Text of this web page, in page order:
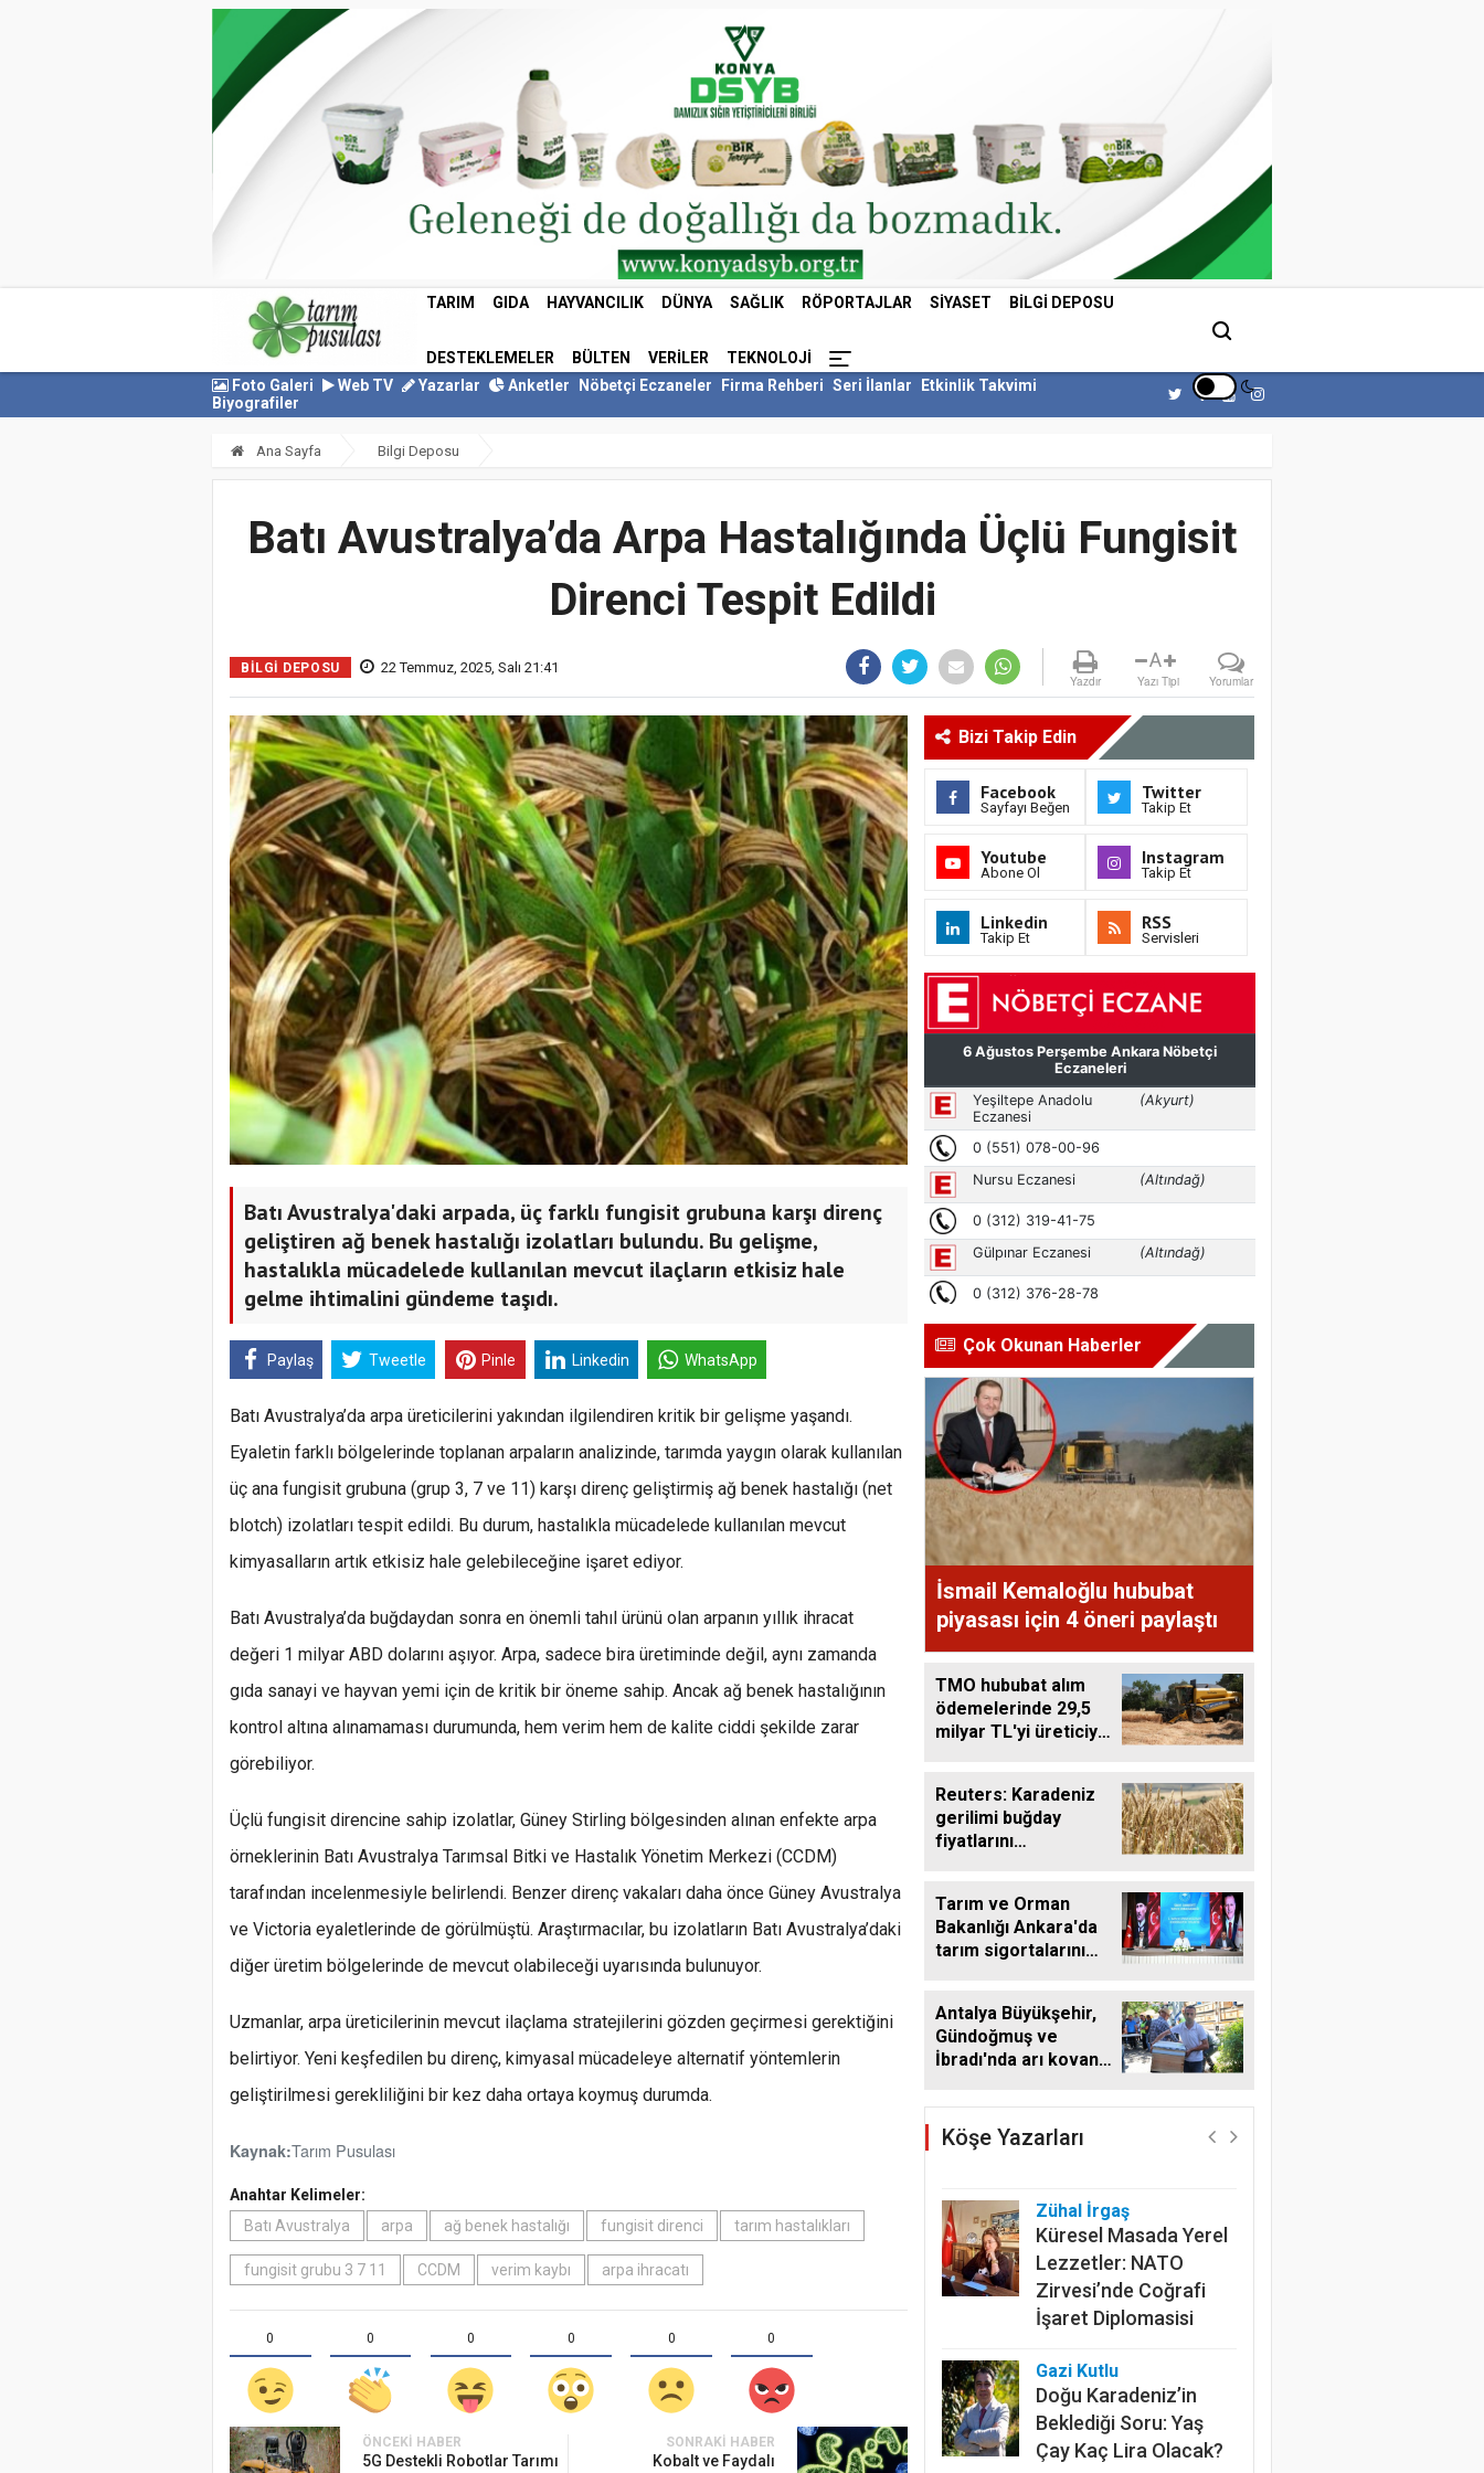
TARIM GIDA HAYVANCILIK DÜNYA SAĞLIK RÖPORTAJLAR SIYASET BILGI DEPOSU
DESTEKLEMELER BÜLTEN VERILER
TEKNOLOJI
Foto Galeri
Web TV Yazarlar Anketler Nöbetçi Eczaneler Firma Rehberi Seri İlanlar
Etkinlik Takvimi
Biyografiler
Ana Sayfa Bilgi Deposu
Batı Avustralya’da Arpa Hastalığında Üçlü Fungisit
Direnci Tespit Edildi
BILGI DEPOSU 22 Temmuz, 2025, Salı 21:41
Yazdır
A
Yazı Tipi Yorumlar
Batı Avustralya'daki arpada, üç farklı fungisit grubuna karşı direnç
geliştiren ağ benek hastalığı izolatları bulundu. Bu gelişme,
hastalıkla mücadelede kullanılan mevcut ilaçların etkisiz hale
gelme ihtimalini gündeme taşıdı.
Paylaş Tweetle Pinle Linkedin WhatsApp
Batı Avustralya’da arpa üreticilerini yakından ilgilendiren kritik bir gelişme yaşandı.
Eyaletin farklı bölgelerinde toplanan arpaların analizinde, tarımda yaygın olarak kullanılan
üç ana fungisit grubuna (grup 3, 7 ve 11) karşı direnç geliştirmiş ağ benek hastalığı (net
blotch) izolatları tespit edildi. Bu durum, hastalıkla mücadelede kullanılan mevcut
kimyasalların artık etkisiz hale gelebileceğine işaret ediyor.
Batı Avustralya’da buğdaydan sonra en önemli tahıl ürünü olan arpanın yıllık ihracat
değeri 1 milyar ABD dolarını aşıyor. Arpa, sadece bira üretiminde değil, aynı zamanda
gıda sanayi ve hayvan yemi için de kritik bir öneme sahip. Ancak ağ benek hastalığının
kontrol altına alınamaması durumunda, hem verim hem de kalite ciddi şekilde zarar
görebiliyor.
Üçlü fungisit direncine sahip izolatlar, Güney Stirling bölgesinden alınan enfekte arpa
örneklerinin Batı Avustralya Tarımsal Bitki ve Hastalık Yönetim Merkezi (CCDM)
tarafından incelenmesiyle belirlendi. Benzer direnç vakaları daha önce Güney Avustralya
ve Victoria eyaletlerinde de görülmüştü. Araştırmacılar, bu izolatların Batı Avustralya’daki
diğer üretim bölgelerinde de mevcut olabileceği uyarısında bulunuyor.
Uzmanlar, arpa üreticilerinin mevcut ilaçlama stratejilerini gözden geçirmesi gerektiğini
belirtiyor. Yeni keşfedilen bu direnç, kimyasal mücadeleye alternatif yöntemlerin
geliştirilmesi gerekliliğini bir kez daha ortaya koymuş durumda.
Kaynak:Tarım Pusulası
Anahtar Kelimeler:
Batı Avustralya
arpa ağ benek hastalığı fungisit direnci tarım hastalıkları
fungisit grubu 3 7 11 CCDM verim kaybı arpa ihracatı
0 0 0 0 0 0
ÖNCEKI HABER
5G Destekli Robotlar Tarımı
SONRAKI HABER
Kobalt ve Faydalı
Bizi Takip Edin
Facebook
Sayfayı Beğen
Twitter
Takip Et
Youtube
Abone Ol
Instagram
Takip Et
Linkedin
Takip Et
RSS
Servisleri
Çok Okunan Haberler
İsmail Kemaloğlu hububat
piyasası için 4 öneri paylaştı
TMO hububat alım
ödemelerinde 29,5
milyar TL'yi üreticiye
Reuters: Karadeniz
gerilimi buğday
fiyatlarını
Tarım ve Orman
Bakanlığı Ankara'da
tarım sigortalarını
Antalya Büyükşehir,
Gündoğmuş ve
İbradı'nda arı kovanı
Köşe Yazarları
Harun Göksel
Geleceğin Pamuğu:
Doğal, İzlenebilir ve
Zühal İrgaş
Küresel Masada Yerel
Lezzetler: NATO
Zirvesi’nde Coğrafi
İşaret Diplomasisi
Gazi Kutlu
Doğu Karadeniz’in
Beklediği Soru: Yaş
Çay Kaç Lira Olacak?